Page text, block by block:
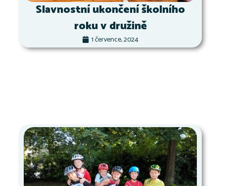
Slavnostní ukončení školního
roku v družině
1 července, 2024